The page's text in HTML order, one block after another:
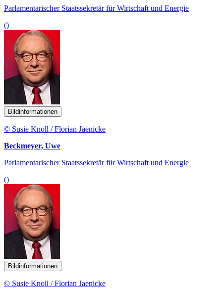
Parlamentarischer Staatssekretär für Wirtschaft und Energie
()
Bildinformationen
© Susie Knoll / Florian Jaenicke
Beckmeyer, Uwe
Parlamentarischer Staatssekretär für Wirtschaft und Energie
()
Bildinformationen
© Susie Knoll / Florian Jaenicke